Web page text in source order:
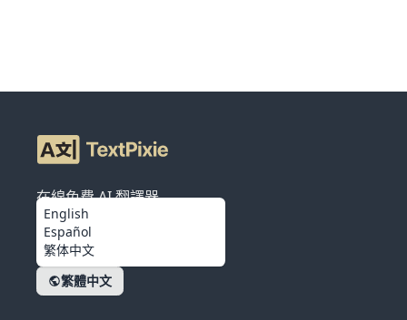
在線免費 AI 翻譯器
繁體中文
English
Español
繁体中文